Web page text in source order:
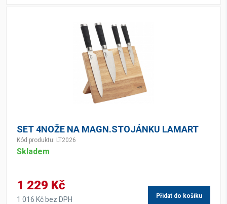
SET 4NOŽE NA MAGN.STOJÁNKU LAMART
Kód produktu: LT2026
Skladem
1 229 Kč
1 016 Kč bez DPH Přidat do košíku